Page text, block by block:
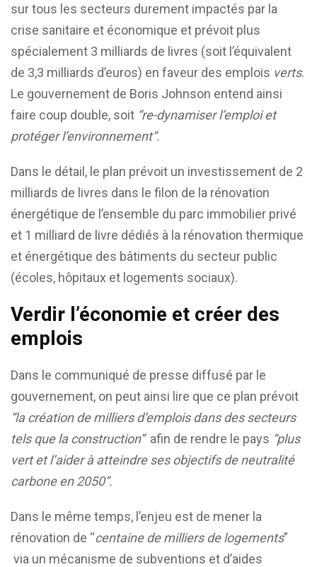
sur tous les secteurs durement impactés par la
crise sanitaire et économique et prévoit plus
spécialement 3 milliards de livres (soit l’équivalent
de 3,3 milliards d’euros) en faveur des emplois verts.
Le gouvernement de Boris Johnson entend ainsi
faire coup double, soit “re-dynamiser l’emploi et
protéger l’environnement”.
Dans le détail, le plan prévoit un investissement de 2
milliards de livres dans le filon de la rénovation
énergétique de l’ensemble du parc immobilier privé
et 1 milliard de livre dédiés à la rénovation thermique
et énergétique des bâtiments du secteur public
(écoles, hôpitaux et logements sociaux).
Verdir l’économie et créer des
emplois
Dans le communiqué de presse diffusé par le
gouvernement, on peut ainsi lire que ce plan prévoit
“la création de milliers d’emplois dans des secteurs
tels que la construction”afin de rendre le pays “plus
vert et l’aider à atteindre ses objectifs de neutralité
carbone en 2050”.
Dans le même temps, l’enjeu est de mener la
rénovation de “centaine de milliers de logements”
via un mécanisme de subventions et d’aides